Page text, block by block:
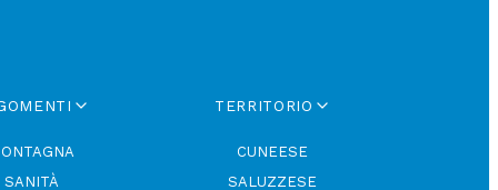
SANITÀ
TERRITORIO
CUNEESE
SALUZZESE